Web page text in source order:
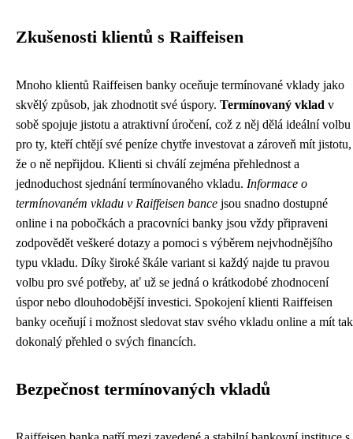
Zkušenosti klientů s Raiffeisen
Mnoho klientů Raiffeisen banky oceňuje termínované vklady jako
skvělý způsob, jak zhodnotit své úspory. Termínovaný vklad v
sobě spojuje jistotu a atraktivní úročení, což z něj dělá ideální volbu
pro ty, kteří chtějí své peníze chytře investovat a zároveň mít jistotu,
že o ně nepřijdou. Klienti si chválí zejména přehlednost a
jednoduchost sjednání termínovaného vkladu. Informace o
termínovaném vkladu v Raiffeisen bance jsou snadno dostupné
online i na pobočkách a pracovníci banky jsou vždy připraveni
zodpovědět veškeré dotazy a pomoci s výběrem nejvhodnějšího
typu vkladu. Díky široké škále variant si každý najde tu pravou
volbu pro své potřeby, ať už se jedná o krátkodobé zhodnocení
úspor nebo dlouhodobější investici. Spokojení klienti Raiffeisen
banky oceňují i možnost sledovat stav svého vkladu online a mít tak
dokonalý přehled o svých financích.
Bezpečnost termínovaných vkladů